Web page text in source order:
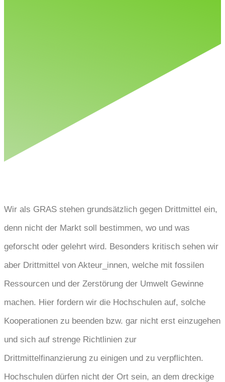
Wir als GRAS stehen grundsätzlich gegen Drittmittel ein,
denn nicht der Markt soll bestimmen, wo und was
geforscht oder gelehrt wird. Besonders kritisch sehen wir
aber Drittmittel von Akteur_innen, welche mit fossilen
Ressourcen und der Zerstörung der Umwelt Gewinne
machen. Hier fordern wir die Hochschulen auf, solche
Kooperationen zu beenden bzw. gar nicht erst einzugehen
und sich auf strenge Richtlinien zur
Drittmittelfinanzierung zu einigen und zu verpflichten.
Hochschulen dürfen nicht der Ort sein, an dem dreckige